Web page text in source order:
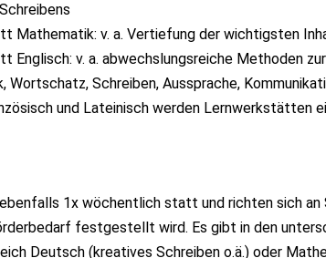
Mathematik: v. a. Vertiefung der wichtigsten
Englisch: v. a. abwechslungsreiche Methoden
Wortschatz, Schreiben, Aussprache,
und Lateinisch werden Lernwerkstätten
1x wöchentlich statt und richten sich
festgestellt wird. Es gibt in den
Deutsch (kreatives Schreiben o.ä.) oder